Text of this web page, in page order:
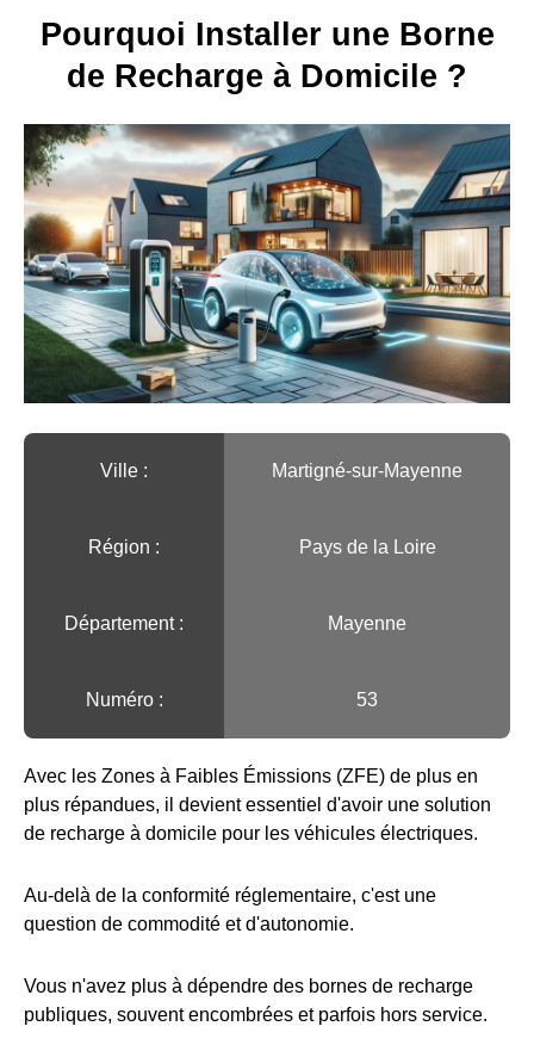
Pourquoi Installer une Borne
de Recharge à Domicile ?
Ville :️ Martigné-sur-Mayenne
Région :️ Pays de la Loire
Département : Mayenne
Numéro : 53
Avec les Zones à Faibles Émissions (ZFE) de plus en
plus répandues, il devient essentiel d'avoir une solution
de recharge à domicile pour les véhicules électriques.
Au-delà de la conformité réglementaire, c'est une
question de commodité et d'autonomie.
Vous n'avez plus à dépendre des bornes de recharge
publiques, souvent encombrées et parfois hors service.